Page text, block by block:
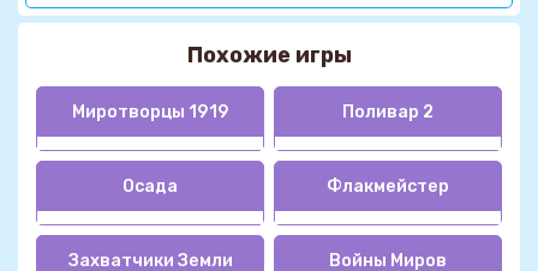
Похожие игры
Миротворцы 1919 Поливар 2
Осада Флакмейстер
Захватчики Земли Войны Миров